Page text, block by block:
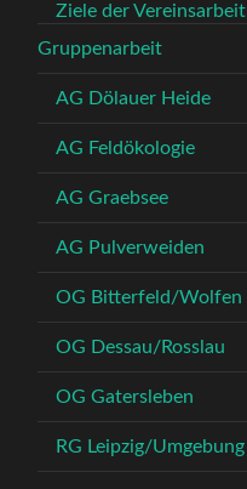
Ziele der Vereinsarbeit
Gruppenarbeit
AG Dölauer Heide
AG Feldökologie
AG Graebsee
AG Pulverweiden
OG Bitterfeld/Wolfen
OG Dessau/Rosslau
OG Gatersleben
RG Leipzig/Umgebung